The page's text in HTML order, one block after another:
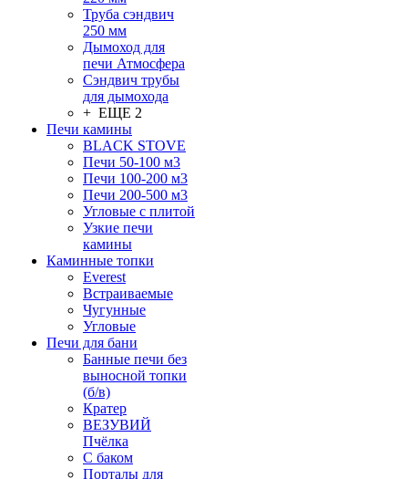
Труба сэндвич
250 мм
Дымоход для
печи Атмосфера
Сэндвич трубы
для дымохода
+ ЕЩЕ 2
Печи камины
BLACK STOVE
Печи 50-100 м3
Печи 100-200 м3
Печи 200-500 м3
Угловые с плитой
Узкие печи
камины
Каминные топки
Everest
Встраиваемые
Чугунные
Угловые
Печи для бани
Банные печи без
выносной топки
(б/в)
Кратер
ВЕЗУВИЙ
Пчёлка
С баком
Порталы для